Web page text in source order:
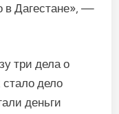
в Дагестане», —
три дела о
дело
деньги